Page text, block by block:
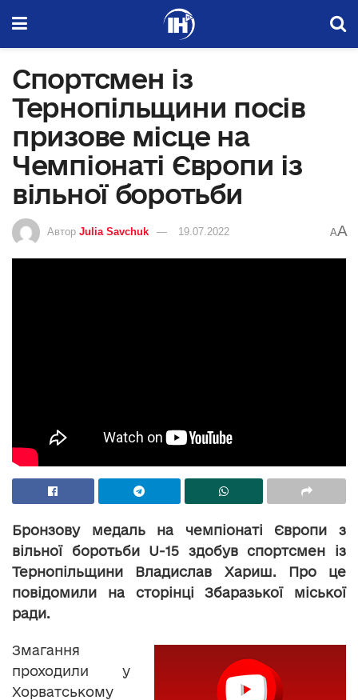
Спортсмен із
Тернопільщини посів
призове місце на
Чемпіонаті Європи із
вільної боротьби
Автор Julia Savchuk 19.07.2022 AA
Бронзову медаль на чемпіонаті Європи з
вільної боротьби U-15 здобув спортсмен із
Тернопільщини Владислав Хариш. Про це
повідомили на сторінці Збаразької міської
ради.
Змагання
проходили у
Хорватському